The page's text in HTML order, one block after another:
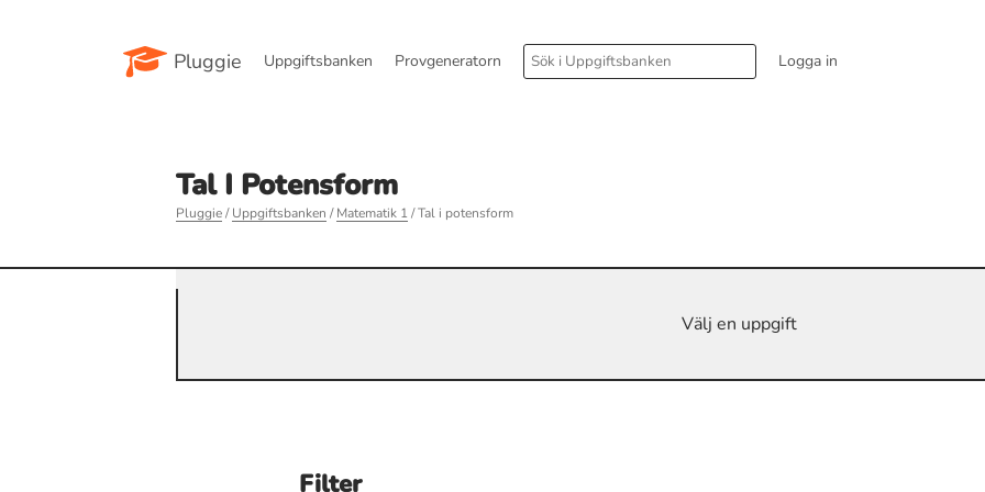
Pluggie Uppgiftsbanken Provgeneratorn Logga in
Tal I Potensform
Pluggie/Uppgiftsbanken /Matematik 1 / Tal i potensform
Välj en uppgift
Filter